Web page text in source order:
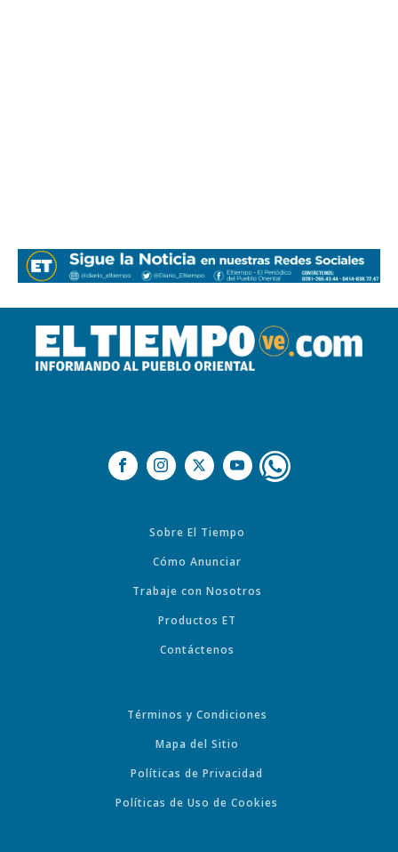
Sobre El Tiempo
Cómo Anunciar
Trabaje con Nosotros
Productos ET
Contáctenos
Términos y Condiciones
Mapa del Sitio
Políticas de Privacidad
Políticas de Uso de Cookies